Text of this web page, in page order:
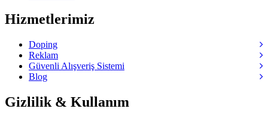
Hizmetlerimiz
Doping
Reklam
Güvenli Alışveriş Sistemi
Blog
Gizlilik & Kullanım